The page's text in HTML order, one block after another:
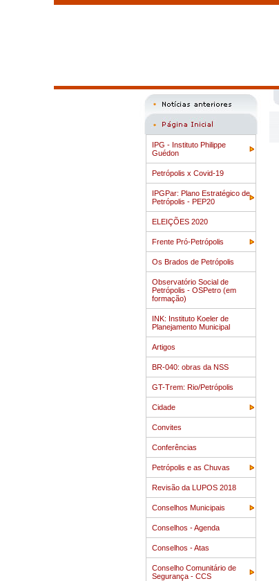
IPG - Instituto Philippe
Guédon
Petrópolis x Covid-19
IPGPar: Plano Estratégico de
Petrópolis - PEP20
ELEIÇÕES 2020
Frente Pró-Petrópolis
Os Brados de Petrópolis
Observatório Social de
Petrópolis - OSPetro (em
formação)
INK: Instituto Koeler de
Planejamento Municipal
Artigos
BR-040: obras da NSS
GT-Trem: Rio/Petrópolis
Cidade
Convites
Conferências
Petrópolis e as Chuvas
Revisão da LUPOS 2018
Conselhos Municipais
Conselhos - Agenda
Conselhos - Atas
Conselho Comunitário de
Segurança - CCS